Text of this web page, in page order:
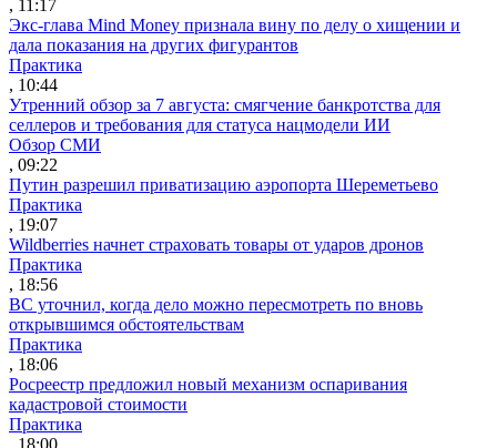
, 11:17
Экс-глава Mind Money признала вину по делу о хищении и
дала показания на других фигурантов
Практика
, 10:44
Утренний обзор за 7 августа: смягчение банкротства для
селлеров и требования для статуса нацмодели ИИ
Обзор СМИ
, 09:22
Путин разрешил приватизацию аэропорта Шереметьево
Практика
, 19:07
Wildberries начнет страховать товары от ударов дронов
Практика
, 18:56
ВС уточнил, когда дело можно пересмотреть по вновь
открывшимся обстоятельствам
Практика
, 18:06
Росреестр предложил новый механизм оспаривания
кадастровой стоимости
Практика
, 18:00